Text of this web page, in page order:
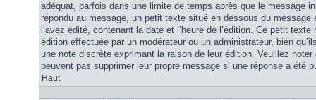
adéquat, parfois dans une limite de temps après que le message
répondu au message, un petit texte situé en dessous du message
l’avez édité, contenant la date et l’heure de l’édition. Ce petit texte
édition effectuée par un modérateur ou un administrateur, bien
une note discrète exprimant la raison de leur édition. Veuillez
peuvent pas supprimer leur propre message si une réponse a été
Haut